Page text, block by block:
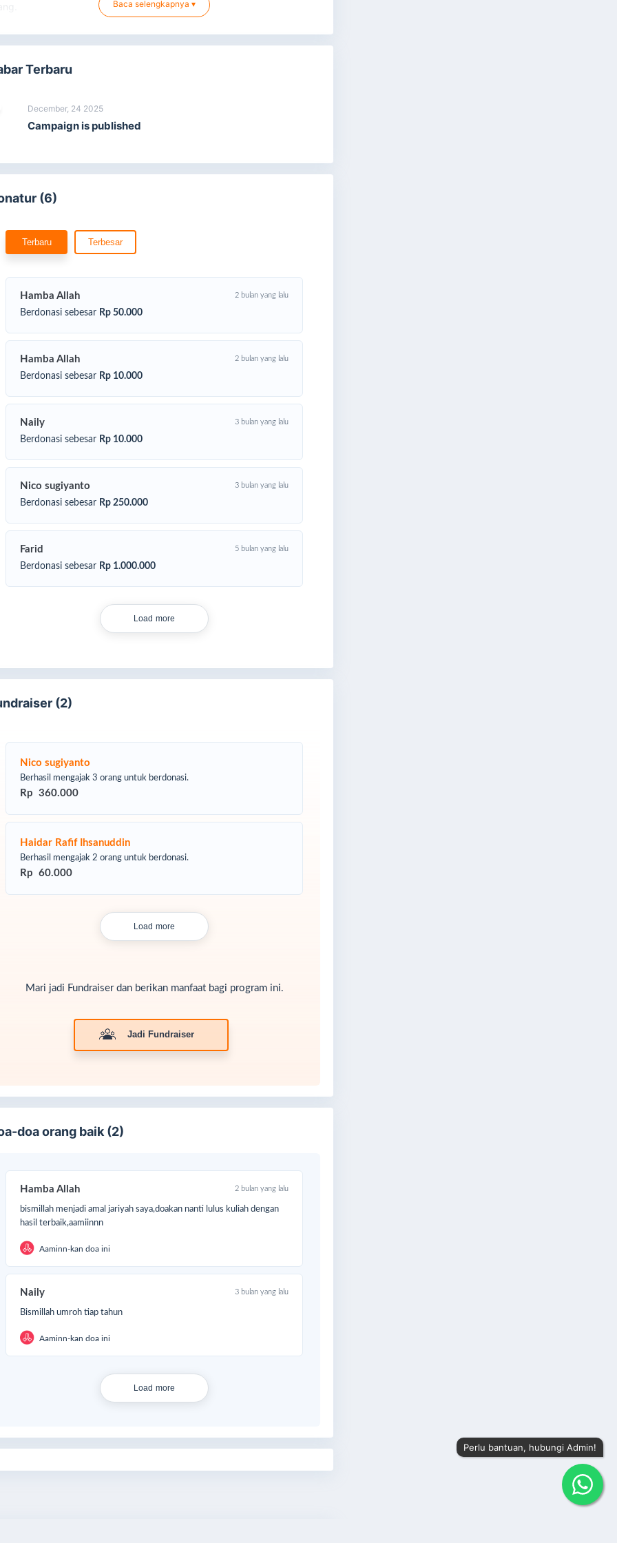
Terbaru
December, 24 2025
Campaign is published
(6)
Terbaru Terbesar
Hamba Allah 2 bulan yang lalu
Berdonasi sebesar Rp 50.000
Hamba Allah 2 bulan yang lalu
Berdonasi sebesar Rp 10.000
Naily 3 bulan yang lalu
Berdonasi sebesar Rp 10.000
Nico sugiyanto 3 bulan yang lalu
Berdonasi sebesar Rp 250.000
Farid 5 bulan yang lalu
Berdonasi sebesar Rp 1.000.000
Load more
(2)
Nico sugiyanto
Berhasil mengajak 3 orang untuk berdonasi.
Rp 360.000
Haidar Rafif Ihsanuddin
Berhasil mengajak 2 orang untuk berdonasi.
Rp 60.000
Load more
Mari jadi Fundraiser dan berikan manfaat bagi program ini.
Jadi Fundraiser
doa orang baik (2)
Hamba Allah 2 bulan yang lalu
bismillah menjadi amal jariyah saya,doakan nanti lulus kuliah dengan
hasil terbaik,aamiinnn
Aaminn-kan doa ini
Naily 3 bulan yang lalu
Bismillah umroh tiap tahun
Aaminn-kan doa ini
Load more
Perlu bantuan, hubungi Admin!